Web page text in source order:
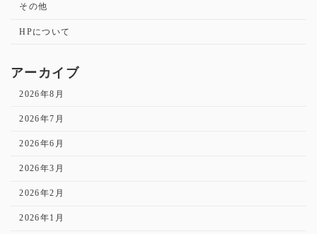
その他
HPについて
アーカイブ
2026年8月
2026年7月
2026年6月
2026年3月
2026年2月
2026年1月